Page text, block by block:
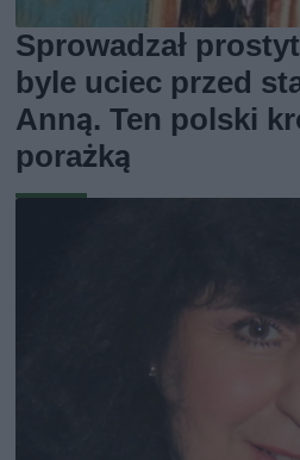
Sprowadzał
byle uciec przed
Anną. Ten polski
porażką